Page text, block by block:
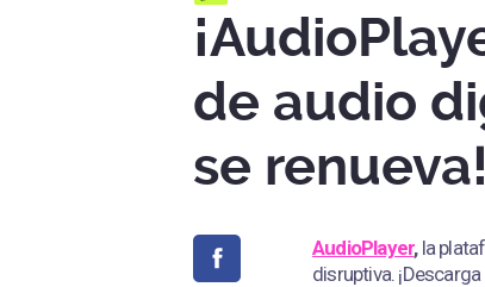
de audio
se renueva!
AudioPlayer, la
disruptiva.